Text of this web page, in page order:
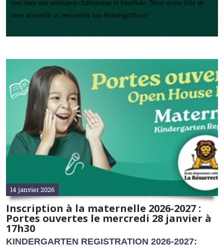
tout dans une ambiance chaleureuse et familiale. Nous avons hâte de
vous accueillir et rencontrer nos #futursgriffons!
14 janvier 2026
Inscription à la maternelle 2026-2027 :
Portes ouvertes le mercredi 28 janvier à
17h30
KINDERGARTEN REGISTRATION 2026-2027: